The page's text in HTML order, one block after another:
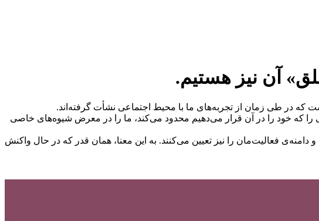
آن نیز هستیم.
که در طی زمان از تجربه‌های ما با محیط اجتماعی نشأت گرفته‌اند.
را که خود را در آن قرار می‌دهیم محدود می‌کند، ما را در معرض شیوه‌های خاصی
دامنه‌ی فعالیت‌مان را نیز تعیین می‌کنند. به این معنا، همان قدر که در حال واکنش